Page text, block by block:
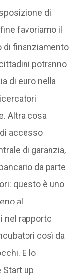
di
favoriamo il
di finanziamento
potranno
di euro nella
Altra cosa
accesso
di garanzia,
da parte
questo è uno
al
nel rapporto
così da
E lo
Start up